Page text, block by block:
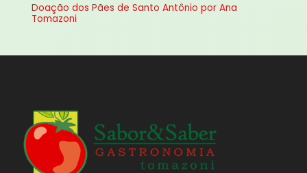
:
Doação dos Pães de Santo Antônio por Ana
Tomazoni